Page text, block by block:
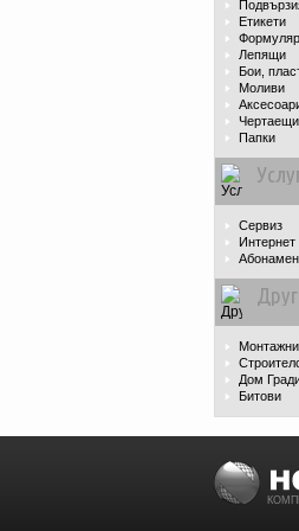
Етикети
Лепящи
Бои,
Моливи
Чертаещи
Папки
Сервиз
Интернет
Дом
Битови